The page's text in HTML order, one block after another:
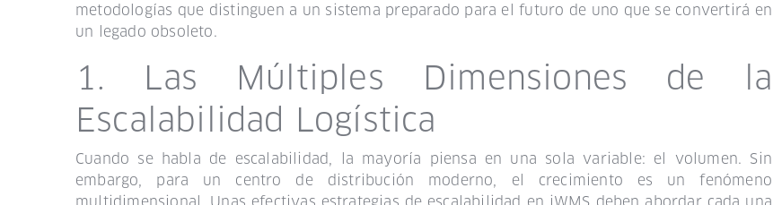
metodologías que distinguen a un sistema preparado para el futuro de uno que se convertirá en
un legado obsoleto.
1. Las Múltiples Dimensiones de la
Escalabilidad Logística
Cuando se habla de escalabilidad, la mayoría piensa en una sola variable: el volumen. Sin
embargo, para un centro de distribución moderno, el crecimiento es un fenómeno